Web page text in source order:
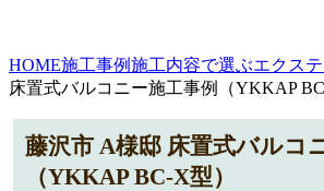
HOME施工事例施工内容で選ぶエクス
床置式バルコニー施工事例（YKKAP
藤沢市 A様邸 床置式バルコ
（YKKAP BC-X型）